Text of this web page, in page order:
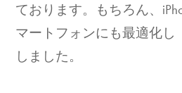
ております。もちろん、
マートフォンにも最適化し
しました。